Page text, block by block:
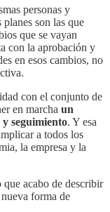
personas y
planes son las que
que se vayan
con la aprobación y
en esos cambios, no
con el conjunto de
en marcha un
seguimiento. Y esa
a todos los
la empresa y la
acabo de describir
forma de